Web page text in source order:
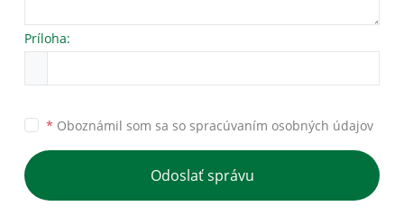
Príloha:
* Oboznámil som sa so spracúvaním osobných údajov
Odoslať správu